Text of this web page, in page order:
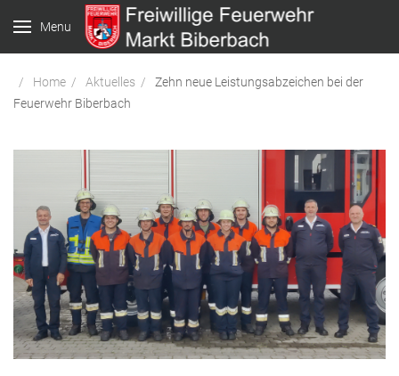
Menu
Home Aktuelles
Zehn neue Leistungsabzeichen bei der
Feuerwehr Biberbach